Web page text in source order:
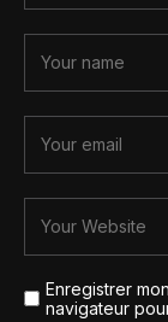
Enregistrer
navigateur